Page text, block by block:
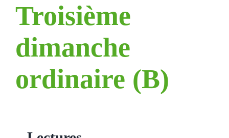
Troisième
dimanche
ordinaire (B)